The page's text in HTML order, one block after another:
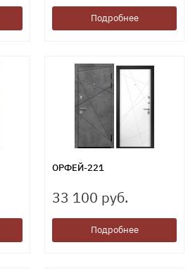
Подробнее
ОРФЕЙ-221
33 100 руб.
Подробнее